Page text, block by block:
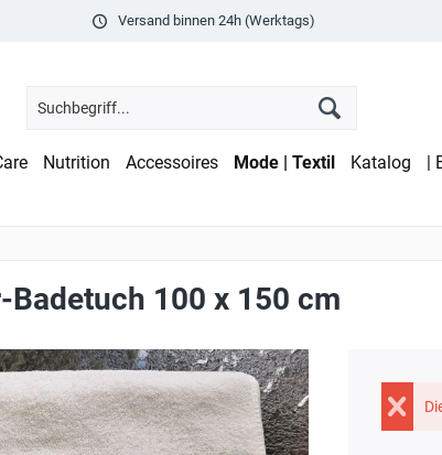
Versand binnen 24h (Werktags)
Nutrition Accessoires Mode | Textil Katalog |
Badetuch 100 x 150 cm